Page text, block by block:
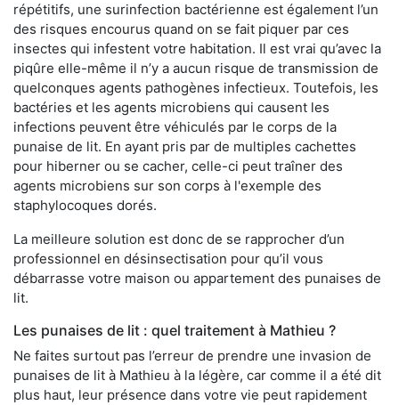
répétitifs, une surinfection bactérienne est également l’un
des risques encourus quand on se fait piquer par ces
insectes qui infestent votre habitation. Il est vrai qu’avec la
piqûre elle-même il n’y a aucun risque de transmission de
quelconques agents pathogènes infectieux. Toutefois, les
bactéries et les agents microbiens qui causent les
infections peuvent être véhiculés par le corps de la
punaise de lit. En ayant pris par de multiples cachettes
pour hiberner ou se cacher, celle-ci peut traîner des
agents microbiens sur son corps à l'exemple des
staphylocoques dorés.
La meilleure solution est donc de se rapprocher d’un
professionnel en désinsectisation pour qu’il vous
débarrasse votre maison ou appartement des punaises de
lit.
Les punaises de lit : quel traitement à Mathieu ?
Ne faites surtout pas l’erreur de prendre une invasion de
punaises de lit à Mathieu à la légère, car comme il a été dit
plus haut, leur présence dans votre vie peut rapidement